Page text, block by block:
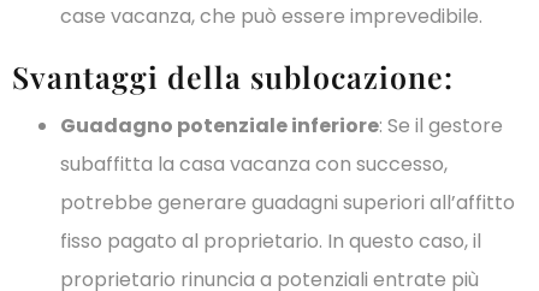
case vacanza, che può essere imprevedibile.
Svantaggi della sublocazione:
Guadagno potenziale inferiore: Se il gestore
subaffitta la casa vacanza con successo,
potrebbe generare guadagni superiori all’affitto
fisso pagato al proprietario. In questo caso, il
proprietario rinuncia a potenziali entrate più